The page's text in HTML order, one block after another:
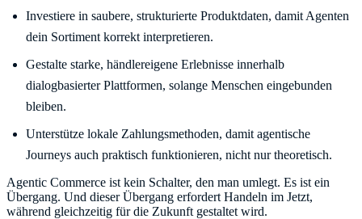
Investiere in saubere, strukturierte Produktdaten, damit Agenten
dein Sortiment korrekt interpretieren.
Gestalte starke, händlereigene Erlebnisse innerhalb
dialogbasierter Plattformen, solange Menschen eingebunden
bleiben.
Unterstütze lokale Zahlungsmethoden, damit agentische
Journeys auch praktisch funktionieren, nicht nur theoretisch.
Agentic Commerce ist kein Schalter, den man umlegt. Es ist ein
Übergang. Und dieser Übergang erfordert Handeln im Jetzt,
während gleichzeitig für die Zukunft gestaltet wird.